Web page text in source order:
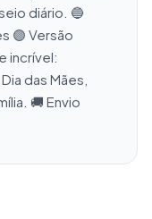
diário. 🔵
🟣 Versão
incrível:
das Mães,
🚚 Envio